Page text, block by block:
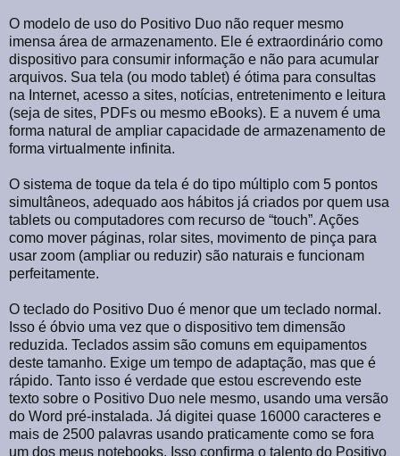
O modelo de uso do Positivo Duo não requer mesmo
imensa área de armazenamento. Ele é extraordinário como
dispositivo para consumir informação e não para acumular
arquivos. Sua tela (ou modo tablet) é ótima para consultas
na Internet, acesso a sites, notícias, entretenimento e leitura
(seja de sites, PDFs ou mesmo eBooks). E a nuvem é uma
forma natural de ampliar capacidade de armazenamento de
forma virtualmente infinita.
O sistema de toque da tela é do tipo múltiplo com 5 pontos
simultâneos, adequado aos hábitos já criados por quem usa
tablets ou computadores com recurso de “touch”. Ações
como mover páginas, rolar sites, movimento de pinça para
usar zoom (ampliar ou reduzir) são naturais e funcionam
perfeitamente.
O teclado do Positivo Duo é menor que um teclado normal.
Isso é óbvio uma vez que o dispositivo tem dimensão
reduzida. Teclados assim são comuns em equipamentos
deste tamanho. Exige um tempo de adaptação, mas que é
rápido. Tanto isso é verdade que estou escrevendo este
texto sobre o Positivo Duo nele mesmo, usando uma versão
do Word pré-instalada. Já digitei quase 16000 caracteres e
mais de 2500 palavras usando praticamente como se fora
um dos meus notebooks. Isso confirma o talento do Positivo